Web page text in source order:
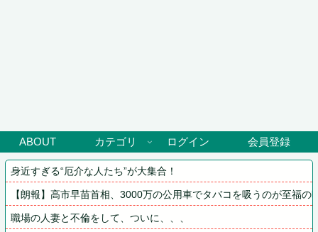
ABOUT カテゴリ ログイン 会員登録
身近すぎる“厄介な人たち”が大集合！
【朗報】高市早苗首相、3000万の公用車でタバコを吸うのが至福の
職場の人妻と不倫をして、ついに、、、